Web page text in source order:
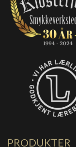
PRODUKTER